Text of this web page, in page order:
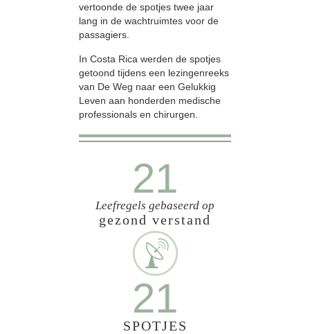
vertoonde de spotjes twee jaar
lang in de wachtruimtes voor de
passagiers.
In Costa Rica werden de spotjes
getoond tijdens een lezingenreeks
van De Weg naar een Gelukkig
Leven aan honderden medische
professionals en chirurgen.
21
Leefregels gebaseerd op
gezond verstand
21
SPOTJES